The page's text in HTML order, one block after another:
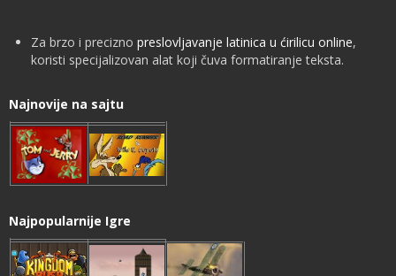
Za brzo i precizno preslovljavanje latinica u ćirilicu online,
koristi specijalizovan alat koji čuva formatiranje teksta.
Najnovije na sajtu
Najpopularnije Igre